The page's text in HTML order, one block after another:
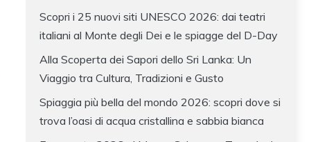
Scopri i 25 nuovi siti UNESCO 2026: dai teatri
italiani al Monte degli Dei e le spiagge del D-Day
Alla Scoperta dei Sapori dello Sri Lanka: Un
Viaggio tra Cultura, Tradizioni e Gusto
Spiaggia più bella del mondo 2026: scopri dove si
trova l’oasi di acqua cristallina e sabbia bianca